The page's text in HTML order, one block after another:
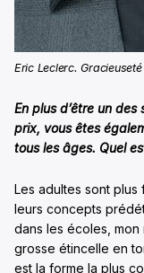
Eric Leclerc. Gracieuseté
En plus d’être un
prix, vous êtes
tous les âges. Quel
Les adultes sont
leurs concepts
dans les écoles, mon
grosse étincelle en
est la forme la plus